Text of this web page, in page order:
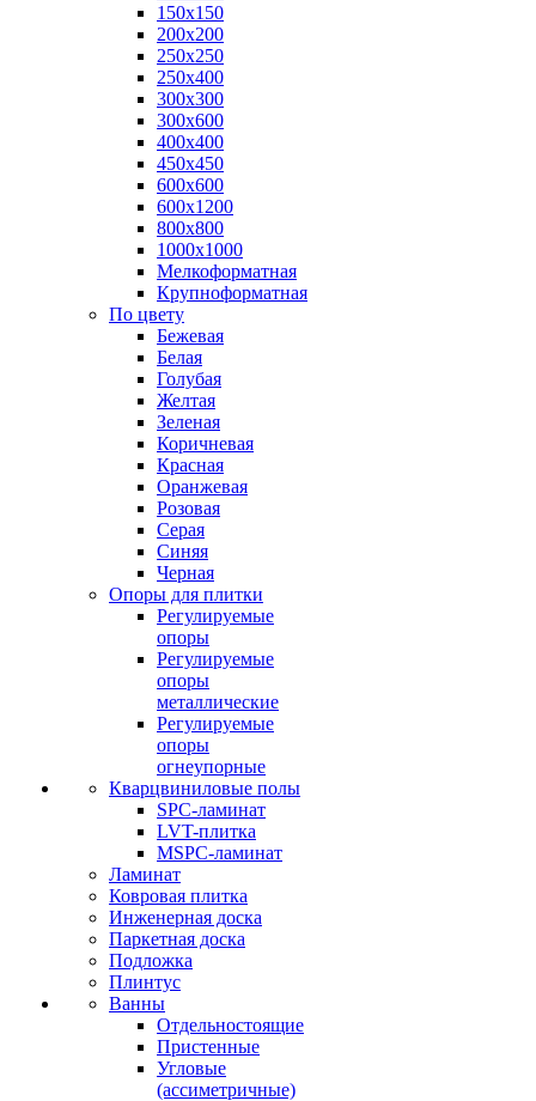
150х150
200х200
250х250
250х400
300х300
300х600
400х400
450х450
600х600
600х1200
800х800
1000х1000
Мелкоформатная
Крупноформатная
По цвету
Бежевая
Белая
Голубая
Желтая
Зеленая
Коричневая
Красная
Оранжевая
Розовая
Серая
Синяя
Черная
Опоры для плитки
Регулируемые
опоры
Регулируемые
опоры
металлические
Регулируемые
опоры
огнеупорные
Кварцвиниловые полы
SPC-ламинат
LVT-плитка
MSPC-ламинат
Ламинат
Ковровая плитка
Инженерная доска
Паркетная доска
Подложка
Плинтус
Ванны
Отдельностоящие
Пристенные
Угловые
(ассиметричные)